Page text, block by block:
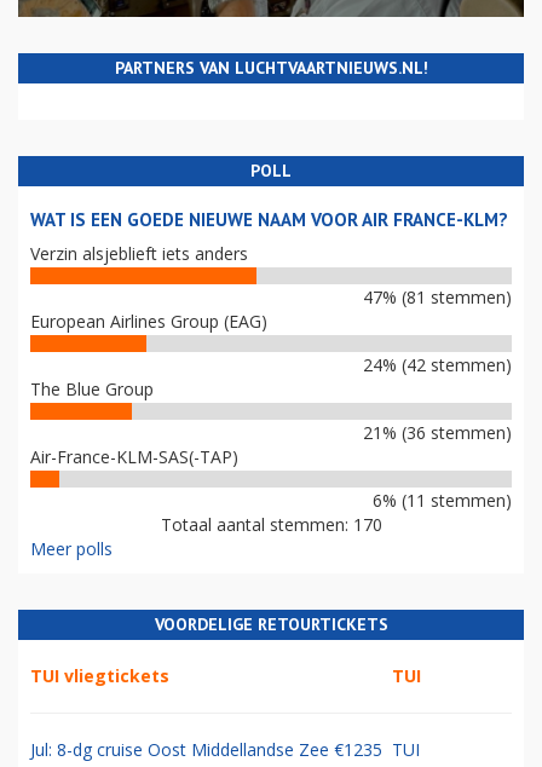
PARTNERS VAN LUCHTVAARTNIEUWS.NL!
POLL
WAT IS EEN GOEDE NIEUWE NAAM VOOR AIR FRANCE-KLM?
Verzin alsjeblieft iets anders
47% (81 stemmen)
European Airlines Group (EAG)
24% (42 stemmen)
The Blue Group
21% (36 stemmen)
Air-France-KLM-SAS(-TAP)
6% (11 stemmen)
Totaal aantal stemmen: 170
Meer polls
VOORDELIGE RETOURTICKETS
TUI vliegtickets TUI
Jul: 8-dg cruise Oost Middellandse Zee €1235 TUI